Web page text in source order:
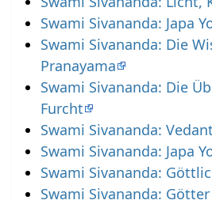
Swami Sivananda: Japa
Swami Sivananda: Die
Pranayama
Swami Sivananda: Die
Furcht
Swami Sivananda:
Swami Sivananda: Japa
Swami Sivananda:
Swami Sivananda: